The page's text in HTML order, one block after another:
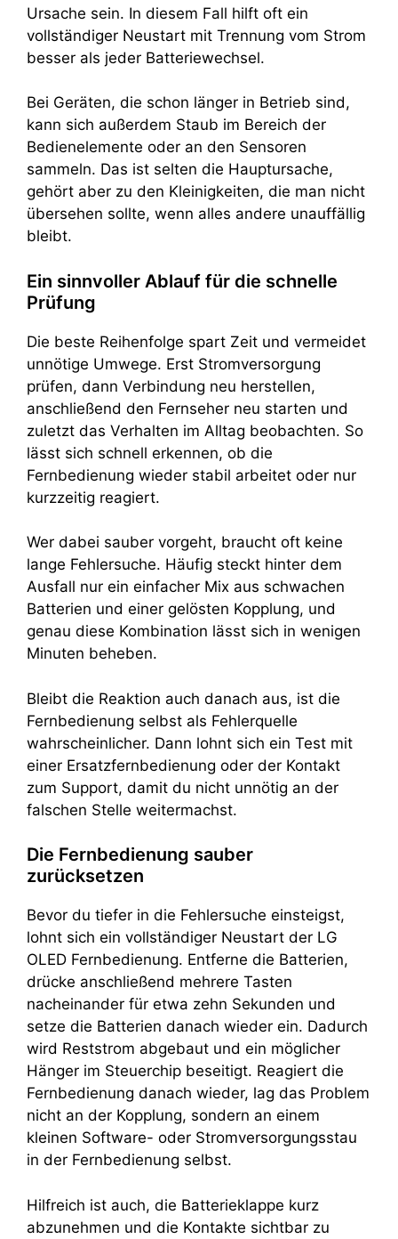
Ursache sein. In diesem Fall hilft oft ein
vollständiger Neustart mit Trennung vom Strom
besser als jeder Batteriewechsel.
Bei Geräten, die schon länger in Betrieb sind,
kann sich außerdem Staub im Bereich der
Bedienelemente oder an den Sensoren
sammeln. Das ist selten die Hauptursache,
gehört aber zu den Kleinigkeiten, die man nicht
übersehen sollte, wenn alles andere unauffällig
bleibt.
Ein sinnvoller Ablauf für die schnelle
Prüfung
Die beste Reihenfolge spart Zeit und vermeidet
unnötige Umwege. Erst Stromversorgung
prüfen, dann Verbindung neu herstellen,
anschließend den Fernseher neu starten und
zuletzt das Verhalten im Alltag beobachten. So
lässt sich schnell erkennen, ob die
Fernbedienung wieder stabil arbeitet oder nur
kurzzeitig reagiert.
Wer dabei sauber vorgeht, braucht oft keine
lange Fehlersuche. Häufig steckt hinter dem
Ausfall nur ein einfacher Mix aus schwachen
Batterien und einer gelösten Kopplung, und
genau diese Kombination lässt sich in wenigen
Minuten beheben.
Bleibt die Reaktion auch danach aus, ist die
Fernbedienung selbst als Fehlerquelle
wahrscheinlicher. Dann lohnt sich ein Test mit
einer Ersatzfernbedienung oder der Kontakt
zum Support, damit du nicht unnötig an der
falschen Stelle weitermachst.
Die Fernbedienung sauber
zurücksetzen
Bevor du tiefer in die Fehlersuche einsteigst,
lohnt sich ein vollständiger Neustart der LG
OLED Fernbedienung. Entferne die Batterien,
drücke anschließend mehrere Tasten
nacheinander für etwa zehn Sekunden und
setze die Batterien danach wieder ein. Dadurch
wird Reststrom abgebaut und ein möglicher
Hänger im Steuerchip beseitigt. Reagiert die
Fernbedienung danach wieder, lag das Problem
nicht an der Kopplung, sondern an einem
kleinen Software- oder Stromversorgungsstau
in der Fernbedienung selbst.
Hilfreich ist auch, die Batterieklappe kurz
abzunehmen und die Kontakte sichtbar zu